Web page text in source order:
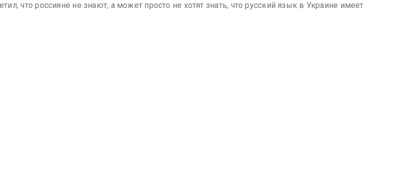
что россияне не знают, а может просто не хотят знать, что русский язык в Украине имеет